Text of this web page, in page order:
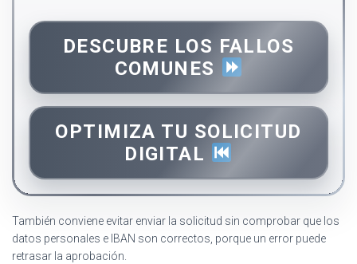
DESCUBRE LOS FALLOS
COMUNES
OPTIMIZA TU SOLICITUD
DIGITAL
También conviene evitar enviar la solicitud sin comprobar que los
datos personales e IBAN son correctos, porque un error puede
retrasar la aprobación.